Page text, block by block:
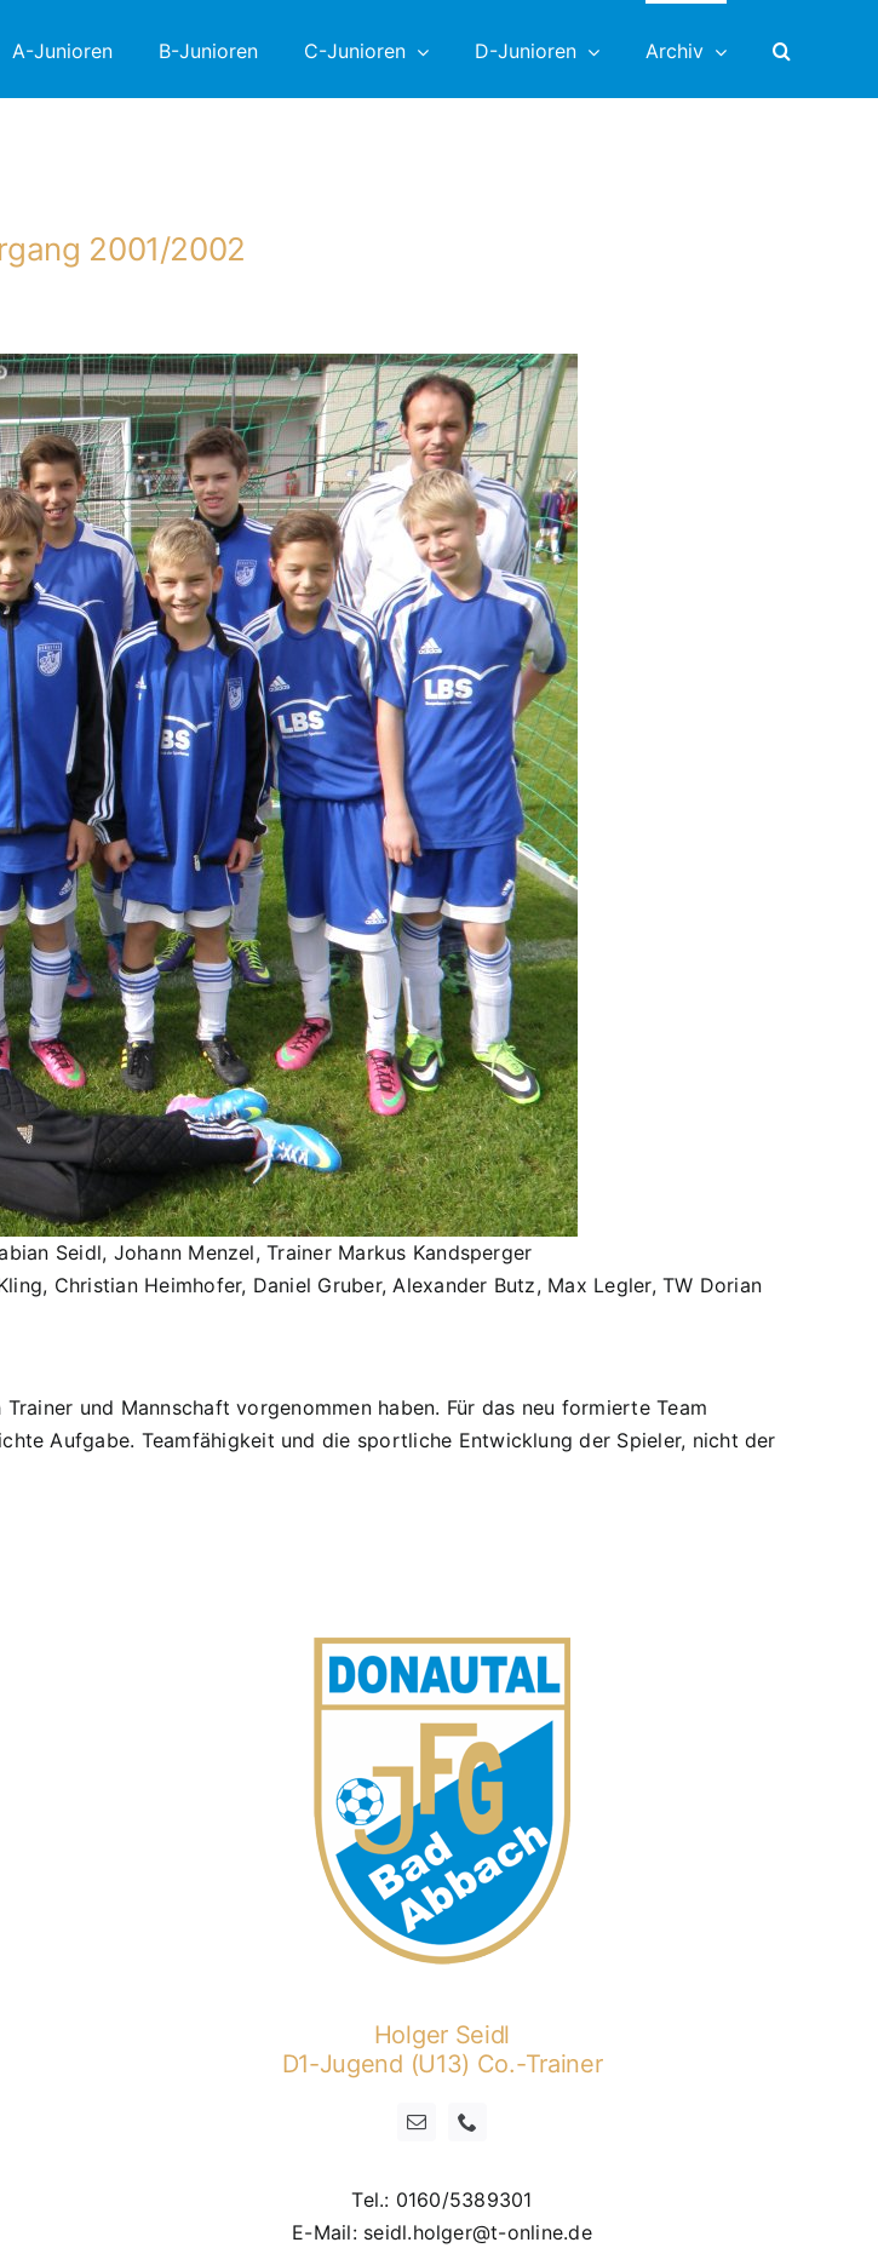
A-Junioren B-Junioren C-Junioren D-Junioren Archiv
2001/2002
Seidl, Johann Menzel, Trainer Markus Kandsperger
Christian Heimhofer, Daniel Gruber, Alexander Butz, Max Legler, TW Dorian
und Mannschaft vorgenommen haben. Für das neu formierte Team
Aufgabe. Teamfähigkeit und die sportliche Entwicklung der Spieler, nicht der
Holger Seidl
D1-Jugend (U13) Co.-Trainer
Tel.: 0160/5389301
E-Mail: seidl.holger@t-online.de